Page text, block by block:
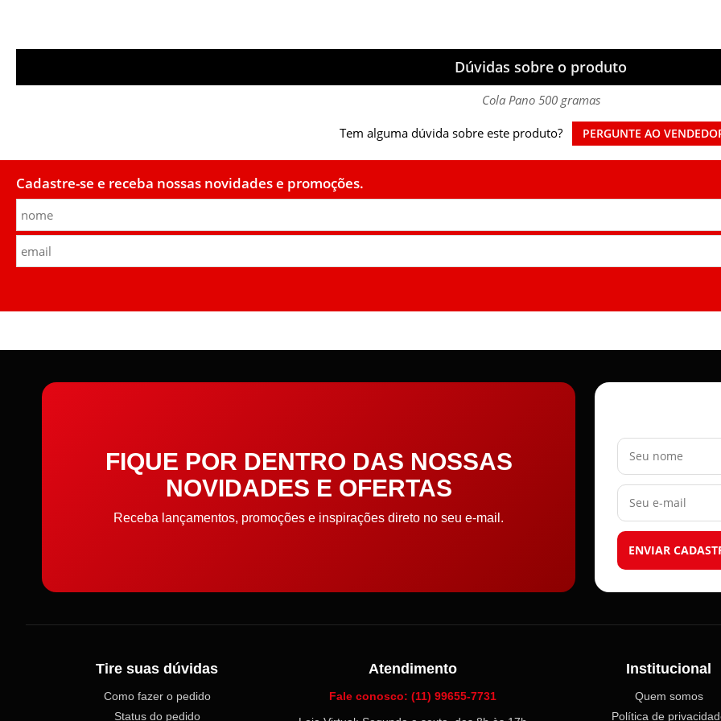
Dúvidas sobre o produto
Cola Pano 500 gramas
Tem alguma dúvida sobre este produto? PERGUNTE AO
Cadastre-se e receba nossas novidades e promoções.
FIQUE POR DENTRO DAS NOSSAS
NOVIDADES E OFERTAS
Receba lançamentos, promoções e inspirações direto no seu e-mail.
Seu nome
Seu e-mail
ENVIAR
Tire suas dúvidas
Como fazer o pedido
Status do pedido
Atendimento
Fale conosco: (11) 99655-7731
Institucional
Quem somos
Política de